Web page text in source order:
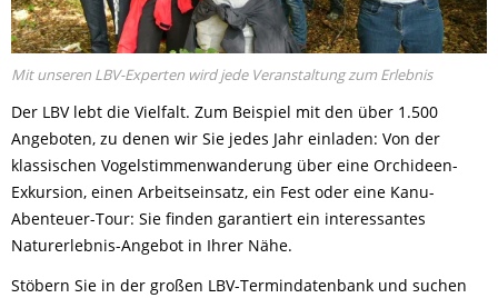
Mit unseren LBV-Experten wird jede Veranstaltung zum Erlebnis
Der LBV lebt die Vielfalt. Zum Beispiel mit den über 1.500
Angeboten, zu denen wir Sie jedes Jahr einladen: Von der
klassischen Vogelstimmenwanderung über eine Orchideen-
Exkursion, einen Arbeitseinsatz, ein Fest oder eine Kanu-
Abenteuer-Tour: Sie finden garantiert ein interessantes
Naturerlebnis-Angebot in Ihrer Nähe.
Stöbern Sie in der großen LBV-Termindatenbank und suchen